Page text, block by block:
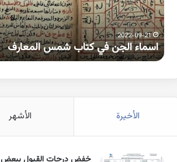
2022-09-21
اسماء الجن في كتاب شمس المعارف
الأخيرة الأشهر
خفض درجات القبول ببعض